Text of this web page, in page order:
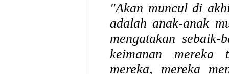
"Akan muncul di
adalah anak-anak
mengatakan
keimanan mereka
mereka, mereka